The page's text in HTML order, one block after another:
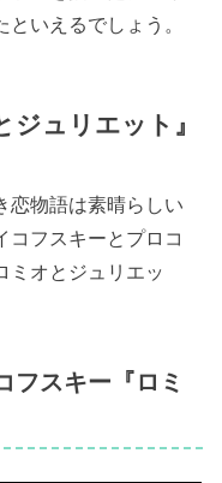
いえるでしょう。
ュリエット』
恋物語は素晴らしい
コフスキーとプロコ
ミオとジュリエッ
スキー『ロミ